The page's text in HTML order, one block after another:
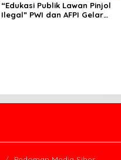
“Edukasi Publik Lawan Pinjol
Ilegal” PWI dan AFPI Gelar